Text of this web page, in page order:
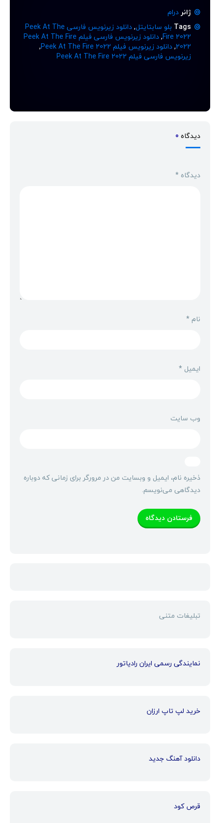
ژانردرام
Tags بلو سابتایتل,
دانلود زیرنویس فارسی Peek At The
Fire 2022
,
دانلود زیرنویس فارسی فیلم Peek At The Fire
2022
,دانلود زیرنویس فیلم Peek At The Fire 2022
,
زیرنویس فارسی فیلم Peek At The Fire 2022
دیدگاه 0
دیدگاه *
نام*
ایمیل *
وب‌ سایت
ذخیره نام، ایمیل و وبسایت من در مرورگر برای زمانی که دوباره
دیدگاهی می‌نویسم.
تبلیغات متنی
نمایندگی رسمی ایران رادیاتور
خرید لپ تاپ ارزان
دانلود آهنگ جدید
قرص کود